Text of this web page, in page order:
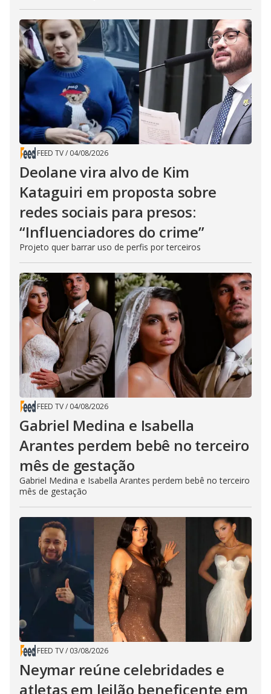
FEED TV/ 04/08/2026
Deolane vira alvo de Kim
Kataguiri em proposta sobre
redes sociais para presos:
“Influenciadores do crime”
Projeto quer barrar uso de perfis por terceiros
FEED TV/ 04/08/2026
Gabriel Medina e Isabella
Arantes perdem bebê no terceiro
mês de gestação
Gabriel Medina e Isabella Arantes perdem bebê no terceiro
mês de gestação
FEED TV/ 03/08/2026
Neymar reúne celebridades e
atletas em leilão beneficente em